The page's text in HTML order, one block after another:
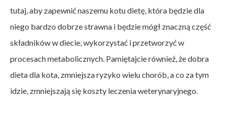
tutaj, aby zapewnić naszemu kotu dietę, która będzie dla
niego bardzo dobrze strawna i będzie mógł znaczną część
składników w diecie, wykorzystać i przetworzyć w
procesach metabolicznych. Pamiętajcie również, że dobra
dieta dla kota, zmniejsza ryzyko wielu chorób, a co za tym
idzie, zmniejszają się koszty leczenia weterynaryjnego.